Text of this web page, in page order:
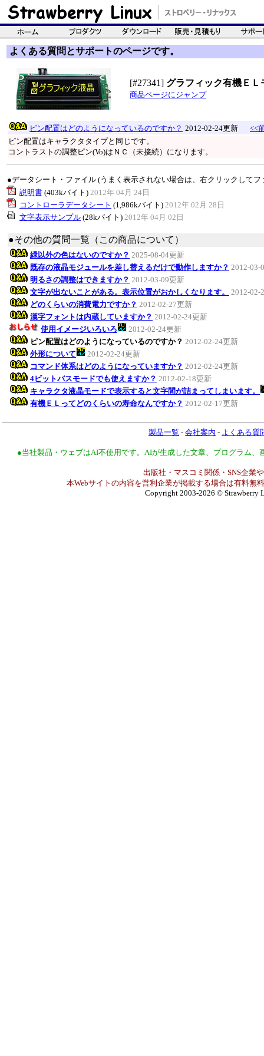
よくある質問とサポートのページです。
[#27341] グラフィック有機Ｅ
商品ページにジャンプ
ピン配置はどのようになっているのですか？ 2012-02-24更新
<<
ピン配置はキャラクタタイプと同じです。
コントラストの調整ピン(Vo)はＮＣ（未接続）になります。
●データシート・ファイル (うまく表示されない場合は、右クリックして
説明書 (403kバイト) 2012年 04月 24日
コントローラデータシート (1,986kバイト) 2012年 02月 28日
文字表示サンプル (28kバイト) 2012年 04月 02日
●その他の質問一覧（この商品について）
緑以外の色はないのですか？ 2025-08-04更新
既存の液晶モジュールを差し替えるだけで動作しますか？ 2012-03-
明るさの調整はできますか？ 2012-03-09更新
文字が出ないことがある。表示位置がおかしくなります。
2012-02-
どのくらいの消費電力ですか？ 2012-02-27更新
漢字フォントは内蔵していますか？ 2012-02-24更新
使用イメージいろいろ
2012-02-24更新
ピン配置はどのようになっているのですか？ 2012-02-24更新
外形について
2012-02-24更新
コマンド体系はどのようになっていますか？ 2012-02-24更新
4ビットバスモードでも使えますか？ 2012-02-18更新
キャラクタ液晶モードで表示すると文字間が詰まってしまいます。
有機ＥＬってどのくらいの寿命なんですか？ 2012-02-17更新
製品一覧 - 会社案内 - よくある質
●当社製品・ウェブはAI不使用です。AIが生成した文章、プログラム
出版社・マスコミ関係・SNS企業
本Webサイトの内容を営利企業が掲載する場合は有料無
Copyright 2003-2026 © Strawberry